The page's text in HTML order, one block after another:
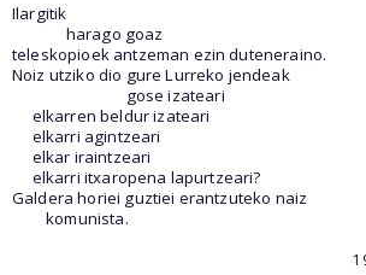
Ilargitik
harago goaz
teleskopioek antzeman ezin duteneraino.
Noiz utziko dio gure Lurreko jendeak
gose izateari
elkarren beldur izateari
elkarri agintzeari
elkar iraintzeari
elkarri itxaropena lapurtzeari?
Galdera horiei guztiei erantzuteko naiz
komunista.